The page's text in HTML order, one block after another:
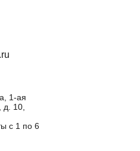
1-ая
10,
с 1 по 6